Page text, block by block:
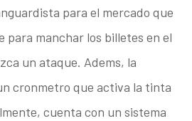
para el mercado que
para manchar los billetes en el
un ataque. Adems, la
cronmetro que activa la tinta
cuenta con un sistema